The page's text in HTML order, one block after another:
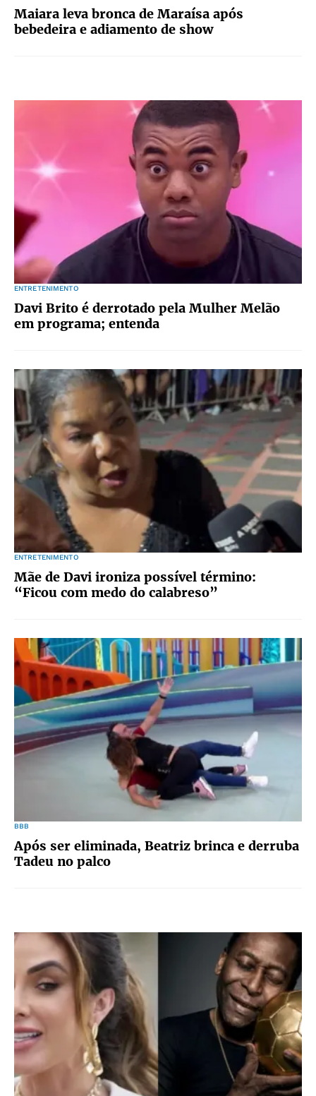
Maiara leva bronca de Maraísa após
bebedeira e adiamento de show
ENTRETENIMENTO
Davi Brito é derrotado pela Mulher Melão
em programa; entenda
ENTRETENIMENTO
Mãe de Davi ironiza possível término:
“Ficou com medo do calabreso”
BBB
Após ser eliminada, Beatriz brinca e derruba
Tadeu no palco